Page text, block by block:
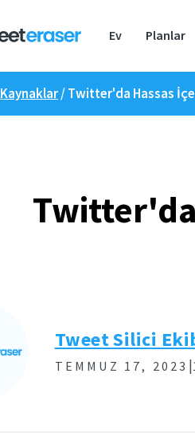
Ev Planlar
Kaynaklar/Twitter'da Hassas
Twitter'da
Tweet Silici
TEMMUZ 17, 2023 |